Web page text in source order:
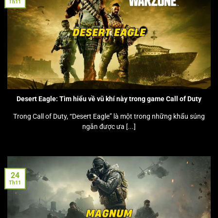
Desert Eagle: Tìm hiểu về vũ khí này trong game Call of Duty
Trong Call of Duty, “Desert Eagle” là một trong những khẩu súng
ngắn được ưa [...]
Th11
24
Th11